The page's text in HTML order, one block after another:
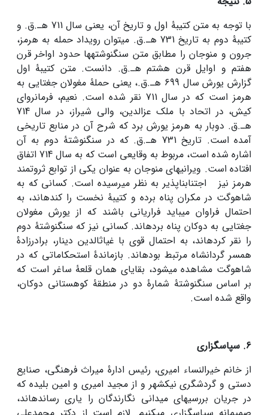
با توجه به متن کتیبۀ اول و تاریخ آن، یعنی سال 711 هـ.ق. و
کتیبۀ دوم به تاریخ 731 هـ.ق. می­توان رویداد حمله به هرمز،
جرون و منوجان را مطابق متن سنگ­نوشته­ها حدود اواخر قرن
هفتم و اوایل قرن هشتم هـ.ق. دانست. متن کتیبۀ اول
گزارش یورش سال 699 هـ.ق.، یعنی حملۀ مغولان جغتایی به
هرمز است که در سال 711 نقر شده است. نعیم، فرمانروای
کیش، در اتحاد با ملک عزالدین، والی شیراز، در سال 714
هـ.ق. دوبار به هرمز یورش برد که شرح آن در منابع تاریخی
آمده است. تاریخ 731 هـ.ق. که در سنگ­نوشتۀ دوم به آن
اشاره شده است، مربوط به وقایعی است که به سال 714 اتفاق
افتاده است. ویرانی­های منوجان به عنوان یکی از توابع ثروتمند
هرمز نیز اجتناب­ناپذیر به نظر می­رسیده است. کسانی که به
شاهوگت در مکران پناه برده و کتیبۀ نخست را کنده­اند، به
احتمال فراوان می­باید فراریانی باشند که از یورش مغولان
جغتایی به دوکان پناه برده­اند. کسانی نیز که سنگ­نوشتۀ دوم
را نقر کرده­اند، به احتمال قوی با غیاث­الدین دینار، برادرزادۀ
همسر گردانشاه مرتبط بوده­اند. بازماندۀ استحکاماتی که در
شاهوگت مشاهده می­شود، بقایای همان قلعۀ­ ساغر است که
بر اساس سنگ­نوشتۀ شمارۀ دو در منطقۀ کوهستانی دوکان،
واقع شده است.
6. سپاسگزاری
از خانم خیرالنساء امیری، رئیس ادارۀ میراث فرهنگی، صنایع
دستی و گردشگری نیکشهر و از مجید امیری و امین بلیده که
در جریان بررسی­های میدانی نگارندگان را یاری رسانده­اند،